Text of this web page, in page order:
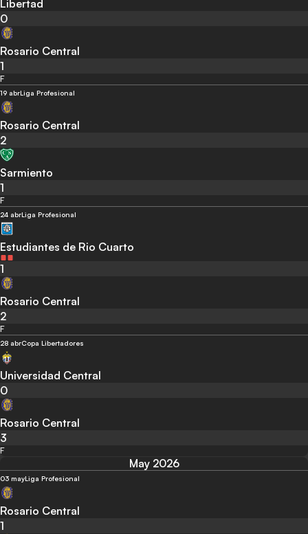
Libertad
0
Rosario Central
1
F
19 abrLiga Profesional
Rosario Central
2
Sarmiento
1
F
24 abrLiga Profesional
Estudiantes de Rio Cuarto
1
Rosario Central
2
F
28 abrCopa Libertadores
Universidad Central
0
Rosario Central
3
F
May 2026
03 mayLiga Profesional
Rosario Central
1